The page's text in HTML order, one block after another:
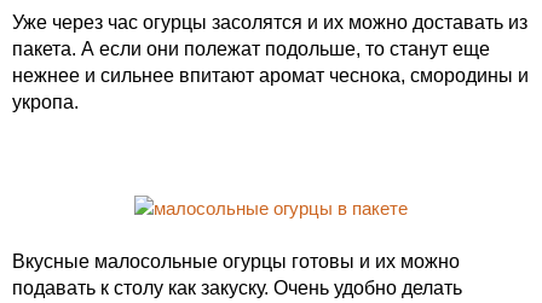
Уже через час огурцы засолятся и их можно доставать из
пакета. А если они полежат подольше, то станут еще
нежнее и сильнее впитают аромат чеснока, смородины и
укропа.
Вкусные малосольные огурцы готовы и их можно
подавать к столу как закуску. Очень удобно делать